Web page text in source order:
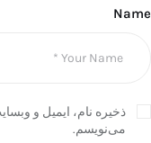
Name
ذخیره نام، ایمیل و
می‌نویسم.